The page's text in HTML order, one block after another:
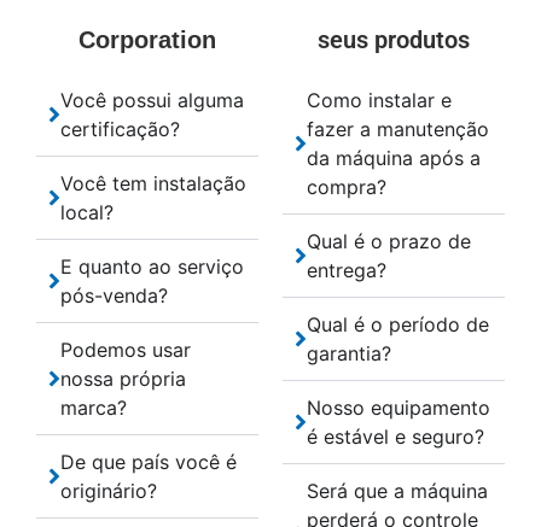
Corporation
Você possui alguma
certificação?
Você tem instalação
local?
E quanto ao serviço
pós-venda?
Podemos usar
nossa própria
marca?
De que país você é
originário?
seus produtos
Como instalar e
fazer a manutenção
da máquina após a
compra?
Qual é o prazo de
entrega?
Qual é o período de
garantia?
Nosso equipamento
é estável e seguro?
Será que a máquina
perderá o controle